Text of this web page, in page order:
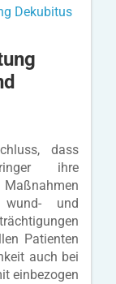
Dekubitus
dass
ihre
Maßnahmen
und
Patienten
auch bei
einbezogen